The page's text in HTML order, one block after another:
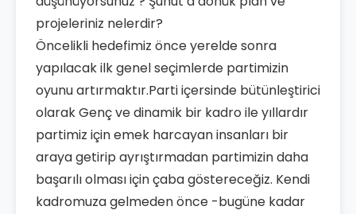
projeleriniz nelerdir?
Öncelikli hedefimiz önce yerelde sonra
yapılacak ilk genel seçimlerde partimizin
oyunu artırmaktır.Parti içersinde bütünleştirici
olarak Genç ve dinamik bir kadro ile yıllardır
partimiz için emek harcayan insanları bir
araya getirip ayrıştırmadan partimizin daha
başarılı olması için çaba göstereceğiz. Kendi
kadromuza gelmeden önce -bugüne kadar